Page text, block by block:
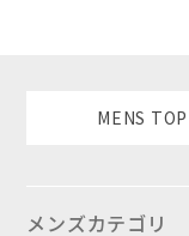
MENS TOP
メンズカテゴリ